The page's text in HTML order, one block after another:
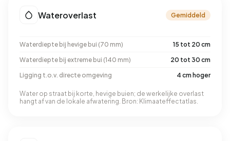
Wateroverlast Gemiddeld
Waterdiepte bij hevige bui (70 mm)
15 tot 20 cm
Waterdiepte bij extreme bui (140 mm)
20 tot 30 cm
Ligging t.o.v. directe omgeving
4 cm hoger
Water op straat bij korte, hevige buien; de werkelijke overlast
hangt af van de lokale afwatering. Bron: Klimaateffectatlas.